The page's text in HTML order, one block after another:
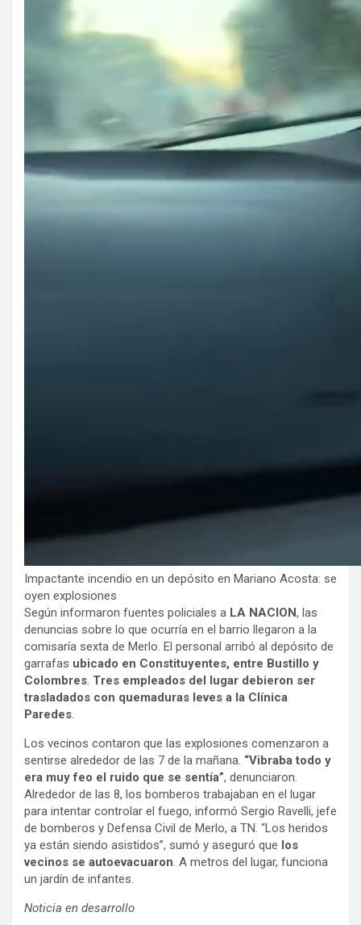
Impactante incendio en un depósito en Mariano Acosta: se
oyen explosiones
Según informaron fuentes policiales a LA NACION, las
denuncias sobre lo que ocurría en el barrio llegaron a la
comisaría sexta de Merlo. El personal arribó al depósito de
garrafas ubicado en Constituyentes, entre Bustillo y
Colombres Tres empleados del lugar debieron ser
trasladados con quemaduras leves a la Clínica
Paredes
Los vecinos contaron que las explosiones comenzaron a
sentirse alrededor de las 7 de la mañana. “Vibraba todo y
era muy feo el ruido que se sentía”, denunciaron.
Alrededor de las 8, los bomberos trabajaban en el lugar
para intentar controlar el fuego, informó Sergio Ravelli, jefe
de bomberos y Defensa Civil de Merlo, a TN. “Los heridos
ya están siendo asistidos”, sumó y aseguró que los
vecinos se autoevacuaron . A metros del lugar, funciona
un jardín de infantes.
Noticia en desarrollo